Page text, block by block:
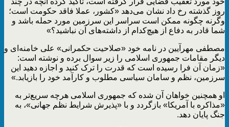
روز گذشته رخ داد نشان می‌دهد «کشور، عملا فاقد حکومت است؛
وگرنه چگونه ممکن است سراسر این سرزمین مورد حمله باشد و
شما قادر به دفاع از هیچ‌کدام از داشته‌های آن نباشید؟»
مصطفی مهرآیین در نامه خود «صلاحیت حکمرانی» علی خامنه‌ای و
دیگر مقامات جمهوری اسلامی را زیر سوال برده و نوشته است:
«زمان آن فرا رسیده است که قدرت را ترک کنید و اجازه دهید این
سرزمین، نظم و سامان سیاسی مطلوب و کارآمد خود را بازیابد.»
او همچنین خواهان آن شده که جمهوری اسلامی هرچه سریع‌تر به
«مذاکره با آمریکا» بازگردد و با «پذیرش شرایط نظم جهانی»، به
جنگ پایان دهد.